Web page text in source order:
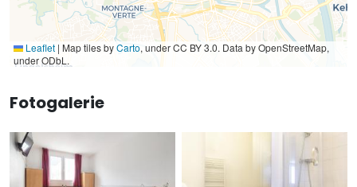
Leaflet | Map tiles byCarto, under CC BY 3.0. Data by OpenStreetMap,
under ODbL.
Fotogalerie